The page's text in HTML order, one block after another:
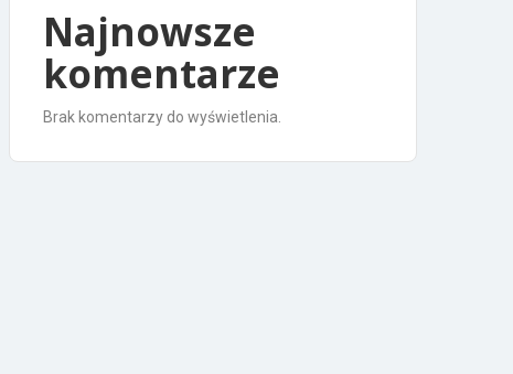
Najnowsze
komentarze
Brak komentarzy do wyświetlenia.